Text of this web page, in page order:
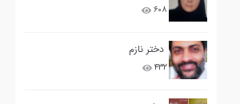
۶۰۸
دختر نازم
۴۳۲